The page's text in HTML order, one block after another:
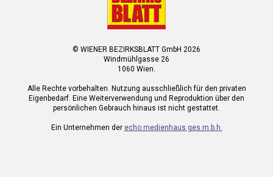
© WIENER BEZIRKSBLATT GmbH 2026
Windmühlgasse 26
1060 Wien.
Alle Rechte vorbehalten. Nutzung ausschließlich für den privaten
Eigenbedarf. Eine Weiterverwendung und Reproduktion über den
persönlichen Gebrauch hinaus ist nicht gestattet.
Ein Unternehmen der echo medienhaus ges.m.b.h.